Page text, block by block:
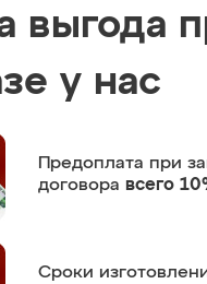
выгода
у нас
Предоплата при
договора всего
Сроки